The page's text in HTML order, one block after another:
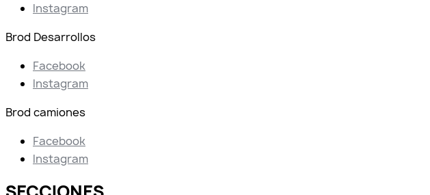
Instagram
Brod Desarrollos
Facebook
Instagram
Brod camiones
Facebook
Instagram